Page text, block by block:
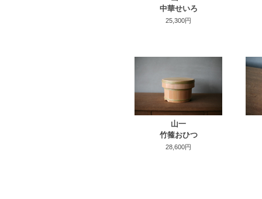
中華せいろ
25,300円
山一
竹箍おひつ
28,600円